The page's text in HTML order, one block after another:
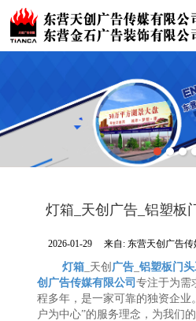
灯箱_天创广告_铝塑板
2026-01-29 来自: 东营天创广告传
灯箱 _天创 广告 _铝塑板门
创广告传媒有限公司专注于为需
程多年，是一家可靠的独资企业
户为中心”的服务理念，为我们